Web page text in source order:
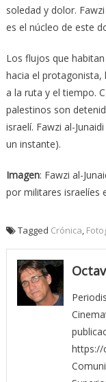
soledad y dolor.
es el núcleo de este
Los flujos que
hacia el protagonista,
a la ruta y el tiempo.
palestinos son
israelí. Fawzi al-
un instante).
Imagen: Fawzi al-
por militares israelíes
Tagged Crónica
https://